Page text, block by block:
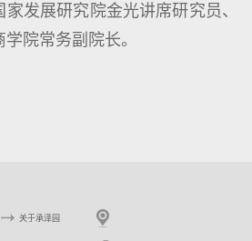
发展研究院金光讲席研究员、
院常务副院长。
关于承泽园